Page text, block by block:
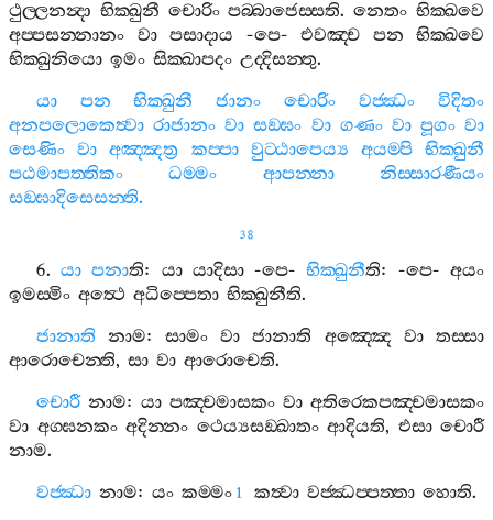
ථුල‍්ලනන්‍දා භික‍්ඛුනී චොරිං පබ‍්බාජෙස‍්සති.නෙතං භික‍්ඛවෙ
අප‍්පසන‍්නානං
වා පසාදාය -පෙ- එවඤ‍්ච පන
භික‍්ඛවෙ
භික‍්ඛුනියො ඉමං සික‍්ඛාපදං උද‍්දිසන‍්තු.
යා
පන භික‍්ඛුනී ජානං චොරිං වජ‍්ඣං
විදිතං
අනපලොකෙත්‍වා රාජානං වා සඞ‍්ඝං වා ගණං වා පූගං වා
සෙණිං වා අඤ‍්ඤත්‍ර කප‍්පා වුට‍්ඨාපෙය්‍ය අයම‍්පි භික‍්ඛුනී
පඨමාපත‍්තිකං
ධම‍්මං ආපන‍්නා
නිස‍්සාරණීයං
සඞ‍්ඝාදිසෙසන‍්ති.
38
6. යා පනාති: යා යාදිසා-පෙ-භික‍්ඛුනීති: -පෙ- අයං
ඉමස‍්මිං අත්‍ථෙ අධිප‍්පෙතා භික‍්ඛුනීති.
ජානාති
නාම:සාමං වා ජානාති අඤ‍්ඤෙ වා තස‍්සා
ආරොචෙන‍්ති, සා වා ආරොචෙති.
චොරී නාම: යා පඤ‍්චමාසකං වා අතිරෙකපඤ‍්චමාසකං
වා අග‍්ඝනකං අදින‍්නං ථෙය්‍යසඞ‍්ඛාතං ආදියති, එසා චොරී
නාම.
වජ‍්ඣා නාම: යං කම‍්මං 1 කත්‍වා වජ‍්ඣප‍්පත‍්තා හොති.